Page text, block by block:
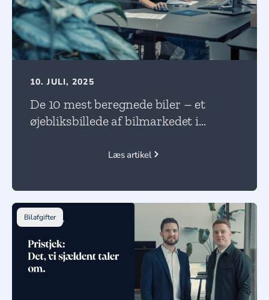
10. JULI, 2025
De 10 mest beregnede biler – et
øjebliksbillede af bilmarkedet i
Læs artikel
Bilafgifter